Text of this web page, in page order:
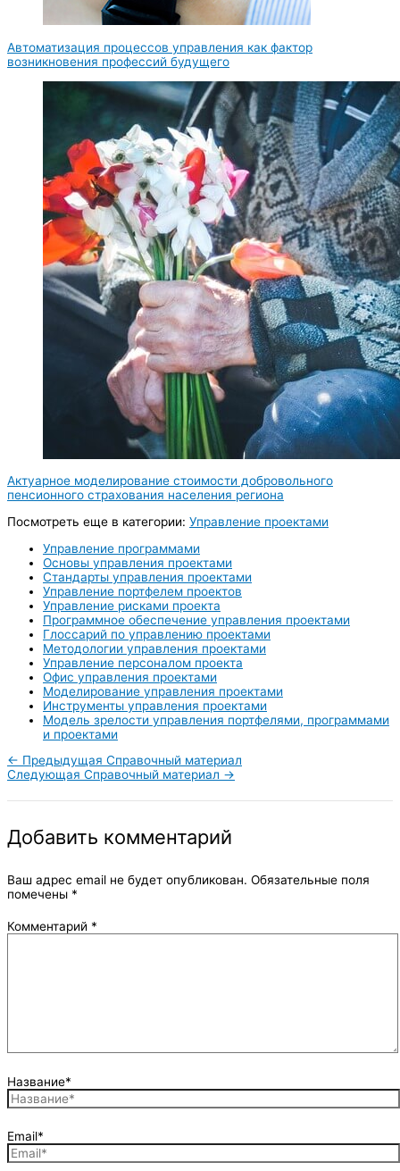
Автоматизация процессов управления как фактор
возникновения профессий будущего
Актуарное моделирование стоимости добровольного
пенсионного страхования населения региона
Посмотреть еще в категории: Управление проектами
Управление программами
Основы управления проектами
Стандарты управления проектами
Управление портфелем проектов
Управление рисками проекта
Программное обеспечение управления проектами
Глоссарий по управлению проектами
Методологии управления проектами
Управление персоналом проекта
Офис управления проектами
Моделирование управления проектами
Инструменты управления проектами
Модель зрелости управления портфелями, программами
и проектами
← Предыдущая Справочный материал
Следующая Справочный материал →
Добавить комментарий
Ваш адрес email не будет опубликован. Обязательные поля
помечены *
Комментарий *
Название*
Email*